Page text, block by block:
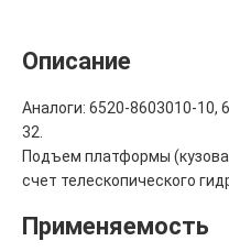
Описание
Аналоги: 6520-8603010-10,
32.
Подъем платформы
счет телескопического
Применяемость